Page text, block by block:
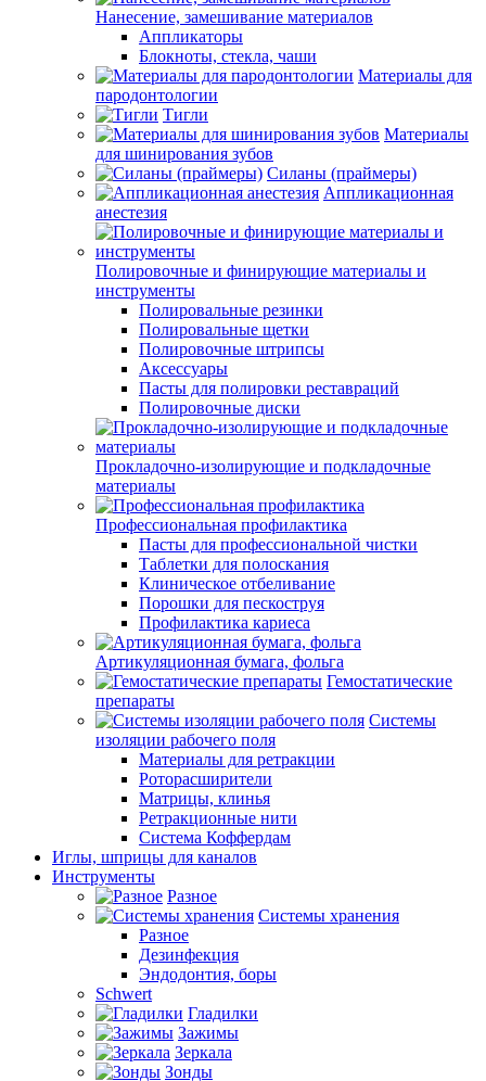
Нанесение, замешивание материалов
Аппликаторы
Блокноты, стекла, чаши
Материалы для
пародонтологии
Тигли
Материалы
для шинирования зубов
Силаны (праймеры)
Аппликационная
анестезия
Полировочные и финирующие материалы и
инструменты
Полировальные резинки
Полировальные щетки
Полировочные штрипсы
Аксессуары
Пасты для полировки реставраций
Полировочные диски
Прокладочно-изолирующие и подкладочные
материалы
Профессиональная профилактика
Пасты для профессиональной чистки
Таблетки для полоскания
Клиническое отбеливание
Порошки для пескоструя
Профилактика кариеса
Артикуляционная бумага, фольга
Гемостатические
препараты
Системы
изоляции рабочего поля
Материалы для ретракции
Роторасширители
Матрицы, клинья
Ретракционные нити
Система Коффердам
Иглы, шприцы для каналов
Инструменты
Разное
Системы хранения
Разное
Дезинфекция
Эндодонтия, боры
Schwert
Гладилки
Зажимы
Зеркала
Зонды